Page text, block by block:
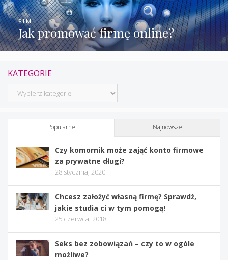
Jak promować firmę online?
FILM
KATEGORIE
Kategorie
Popularne Najnowsze
Czy komornik może zająć konto firmowe
za prywatne długi?
28 stycznia, 2020
Chcesz założyć własną firmę? Sprawdź,
jakie studia ci w tym pomogą!
25 czerwca, 2018
Seks bez zobowiązań – czy to w ogóle
możliwe?